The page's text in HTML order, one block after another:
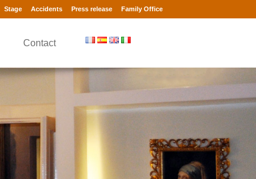
Stage Accidents Press release Family Office
Contact